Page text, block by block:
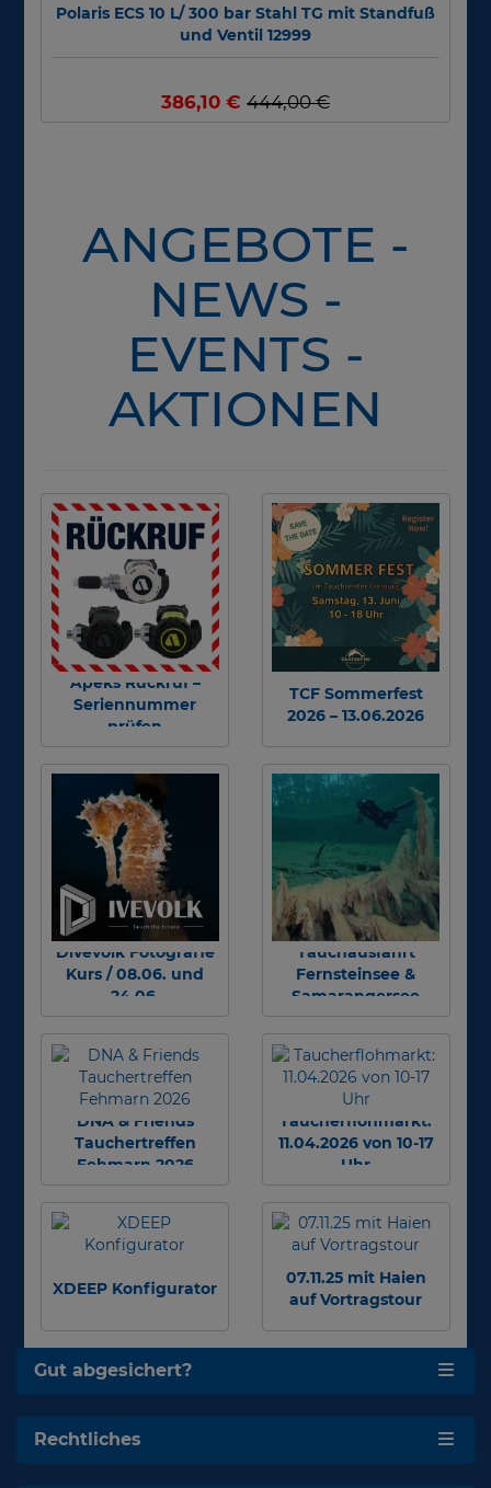
Polaris ECS 10 L/ 300 bar Stahl TG mit Standfuß
und Ventil 12999
386,10 € 444,00 €
ANGEBOTE -
NEWS -
EVENTS -
AKTIONEN
Apeks Rückruf –
Seriennummer
prüfen
TCF Sommerfest
2026 – 13.06.2026
Divevolk Fotografie
Kurs / 08.06. und
24.06.
Tauchausfahrt
Fernsteinsee &
Samarangersee
DNA & Friends
Tauchertreffen
Fehmarn 2026
Taucherflohmarkt:
11.04.2026 von 10-17
Uhr
XDEEP Konfigurator
07.11.25 mit Haien
auf Vortragstour
Gut abgesichert?
Rechtliches